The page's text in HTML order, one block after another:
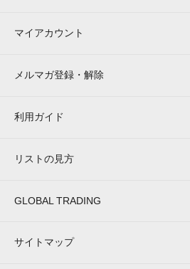
マイアカウント
メルマガ登録・解除
利用ガイド
リストの見方
GLOBAL TRADING
サイトマップ